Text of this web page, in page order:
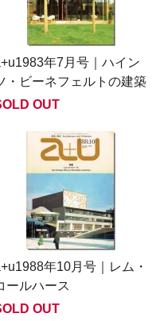
年7月号｜ハイン
・ビーネフェルトの建築
OUT
年10月号｜レム・
ールハース
OUT